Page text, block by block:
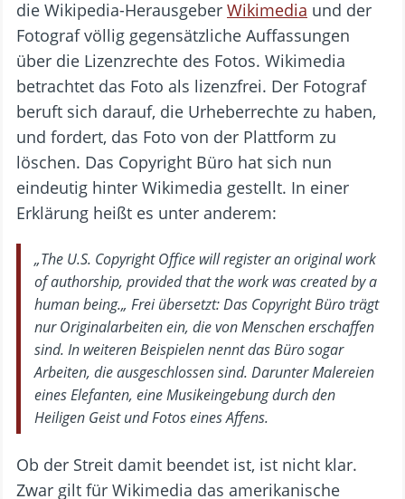
die Wikipedia-Herausgeber Wikimedia und der
Fotograf völlig gegensätzliche Auffassungen
über die Lizenzrechte des Fotos. Wikimedia
betrachtet das Foto als lizenzfrei. Der Fotograf
beruft sich darauf, die Urheberrechte zu haben,
und fordert, das Foto von der Plattform zu
löschen. Das Copyright Büro hat sich nun
eindeutig hinter Wikimedia gestellt. In einer
Erklärung heißt es unter anderem:
„The U.S. Copyright Office will register an original work
of authorship, provided that the work was created by a
human being.„ Frei übersetzt: Das Copyright Büro trägt
nur Originalarbeiten ein, die von Menschen erschaffen
sind. In weiteren Beispielen nennt das Büro sogar
Arbeiten, die ausgeschlossen sind. Darunter Malereien
eines Elefanten, eine Musikeingebung durch den
Heiligen Geist und Fotos eines Affens.
Ob der Streit damit beendet ist, ist nicht klar.
Zwar gilt für Wikimedia das amerikanische